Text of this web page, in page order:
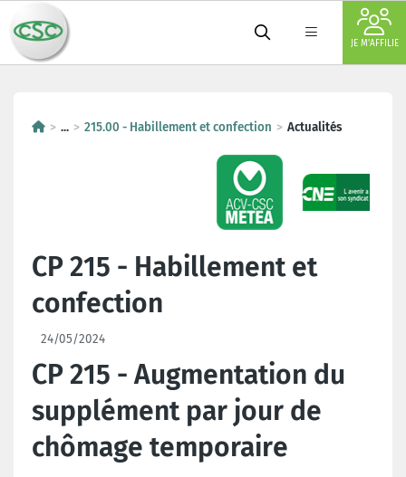
JE M'AFFILIE
... 215.00 - Habillement et confection Actualités
CP 215 - Habillement et
confection
24/05/2024
CP 215 - Augmentation du
supplément par jour de
chômage temporaire